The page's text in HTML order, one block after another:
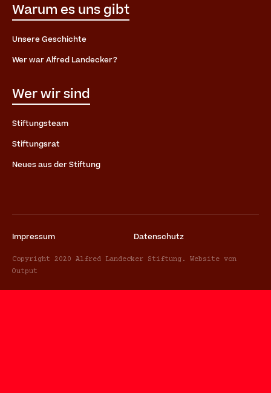
Warum es uns gibt
Unsere Geschichte
Wer war Alfred Landecker?
Wer wir sind
Stiftungsteam
Stiftungsrat
Neues aus der Stiftung
Impressum Datenschutz
Copyright 2020 Alfred Landecker Stiftung. Website von
Output